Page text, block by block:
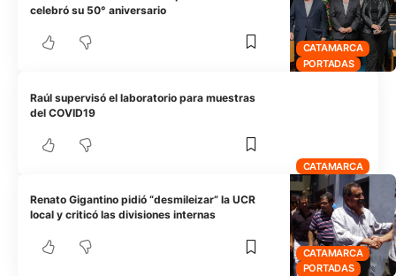
CATAMARCA
PORTADAS
celebró su 50° aniversario
CATAMARCA
Raúl supervisó el laboratorio para muestras
del COVID19
CATAMARCA
PORTADAS
Renato Gigantino pidió “desmileizar” la UCR
local y criticó las divisiones internas